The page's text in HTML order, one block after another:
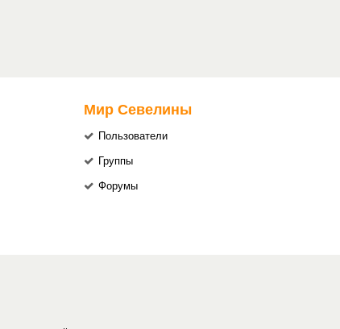
Мир Севелины
Пользователи
Группы
Форумы